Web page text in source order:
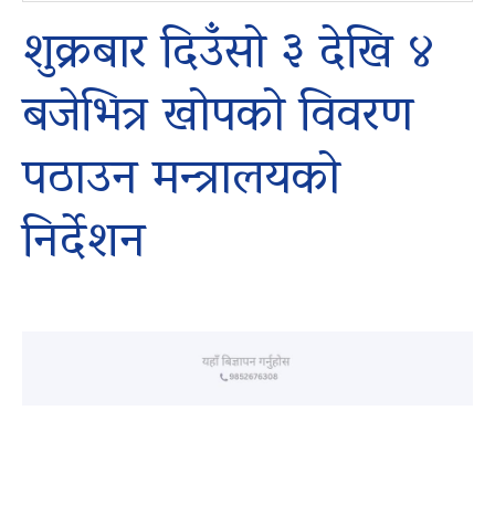
शुक्रबार दिउँसो ३ देखि ४
बजेभित्र खोपको विवरण
पठाउन मन्त्रालयको
निर्देशन